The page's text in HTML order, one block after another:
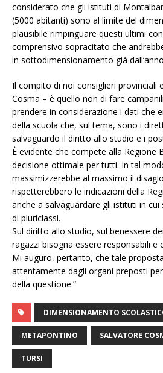
considerato che gli istituti di
(5000 abitanti) sono al limite del
plausibile rimpinguare questi ultimi
comprensivo sopracitato che
in sottodimensionamento già
Il compito di noi consiglieri provinciali
Cosma – è quello non di fare
prendere in considerazione i dati che
della scuola che, sul tema, sono i
salvaguardo il diritto allo studio e i
È evidente che compete alla Regione
decisione ottimale per tutti. In tal
massimizzerebbe al massimo il
rispetterebbero le indicazioni della
anche a salvaguardare gli istituti in
di pluriclassi.
Sul diritto allo studio, sul benessere
ragazzi bisogna essere responsabili e
Mi auguro, pertanto, che tale
attentamente dagli organi preposti
della questione.”
DIMENSIONAMENTO
METAPONTINO SALVATORE
TURSI